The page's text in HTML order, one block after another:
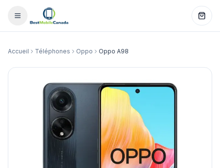
Accueil Téléphones Oppo Oppo A98